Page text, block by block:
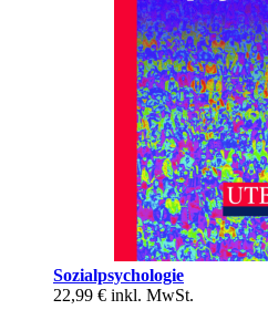
Sozialpsychologie
22,99 € inkl. MwSt.